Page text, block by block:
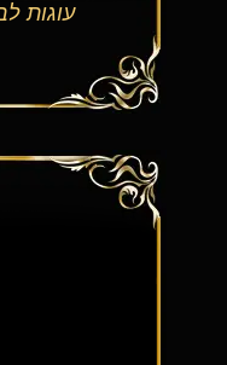
עוגות לבר מצווה